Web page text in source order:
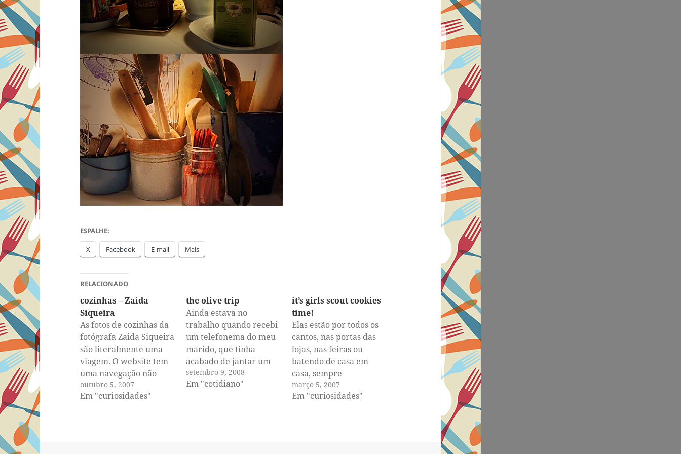
ESPALHE:
X Facebook E-mail Mais
RELACIONADO
cozinhas – Zaida
Siqueira
As fotos de cozinhas da
fotógrafa Zaida Siqueira
são literalmente uma
viagem. O website tem
uma navegação não
muito amigável—clique
em fotos e depois na
outubro 5, 2007
Em "curiosidades"
the olive trip
Ainda estava no
trabalho quando recebi
um telefonema do meu
marido, que tinha
acabado de jantar um
bacalhau com batatas
em Évora. Hoje ele já
setembro 9, 2008
Em "cotidiano"
it’s girls scout cookies
time!
Elas estão por todos os
cantos, nas portas das
lojas, nas feiras ou
batendo de casa em
casa, sempre
acompanhadas dos pais.
São as escoteiras, que
março 5, 2007
Em "curiosidades"